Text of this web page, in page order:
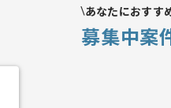
あなたにおすす
募集中案